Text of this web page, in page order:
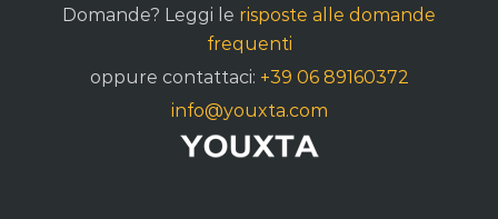
Domande? Leggi le risposte alle domande
frequenti
oppure contattaci: +39 06 89160372
info@youxta.com